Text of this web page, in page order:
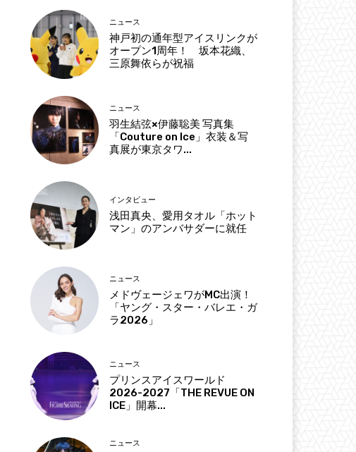
ニュース
神戸初の通年型アイスリンクが
オープン1周年！ 坂本花織、
三原舞依らが祝福
ニュース
羽生結弦×伊藤聡美 写真集
「Couture on Ice」衣装＆写
真展が東京タワ...
インタビュー
浅田真央、愛用タオル「ホット
マン」のアンバサダーに就任
ニュース
メドヴェージェワがMC出演！
「ヤング・スター・バレエ・ガ
ラ2026」
ニュース
プリンスアイスワールド
2026-2027「THE REVUE ON
ICE」開幕...
ニュース